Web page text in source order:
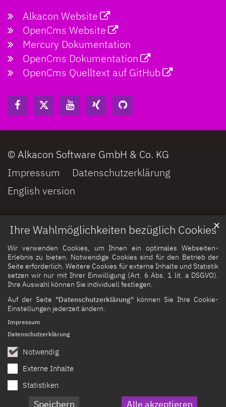
Ihre Wahlmöglichkeiten bezüglich Cookies
Wir verwenden Cookies, um Ihnen ein optimales Webseiten-
Erlebnis zu bieten. Notwendige Cookies sind für den Betrieb der
Seite erforderlich. Weitere Cookies für externe Inhalte und Statistik
setzen wir nur mit Ihrer Einwilligung (Art. 6 Abs. 1 lit. a DSGVO).
Ihre Auswahl können Sie individuell festlegen.
Auf der Seite "Datenschutzerklärung"können Sie Ihre Cookie-
Einstellungen jederzeit ändern.
Notwendig
Externe Inhalte
Statistiken
Speichern Alle akzeptieren
✕
Impressum
Datenschutzerklärung
Alkacon Website
OpenCms Website
Mercury Dokumentation
OpenCms Dokumentation
OpenCms Quelltext auf GitHub
© Alkacon Software GmbH & Co. KG
Impressum
Datenschutzerklärung
English version